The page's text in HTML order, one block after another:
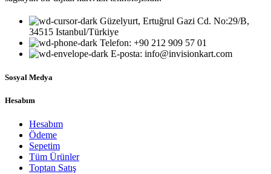
Güzelyurt, Ertuğrul Gazi Cd. No:29/B,
34515 Istanbul/Türkiye
Telefon: +90 212 909 57 01
E-posta: info@invisionkart.com
Sosyal Medya
Hesabım
Hesabım
Ödeme
Sepetim
Tüm Ürünler
Toptan Satış